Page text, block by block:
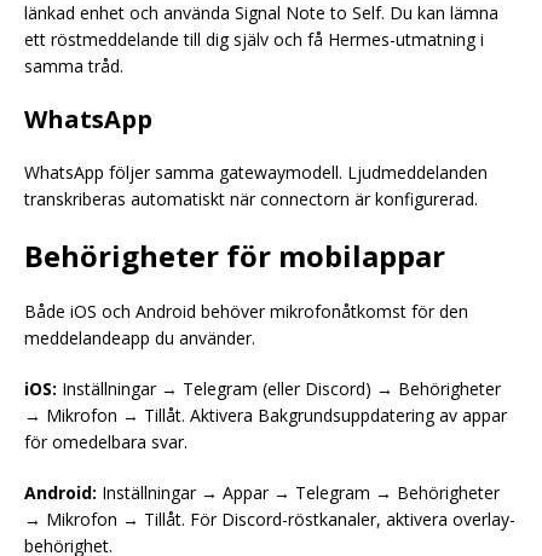
länkad enhet och använda Signal Note to Self. Du kan lämna
ett röstmeddelande till dig själv och få Hermes-utmatning i
samma tråd.
WhatsApp
WhatsApp följer samma gatewaymodell. Ljudmeddelanden
transkriberas automatiskt när connectorn är konfigurerad.
Behörigheter för mobilappar
Både iOS och Android behöver mikrofonåtkomst för den
meddelandeapp du använder.
iOS: Inställningar → Telegram (eller Discord) → Behörigheter
→ Mikrofon → Tillåt. Aktivera Bakgrundsuppdatering av appar
för omedelbara svar.
Android: Inställningar → Appar → Telegram → Behörigheter
→ Mikrofon → Tillåt. För Discord-röstkanaler, aktivera overlay-
behörighet.